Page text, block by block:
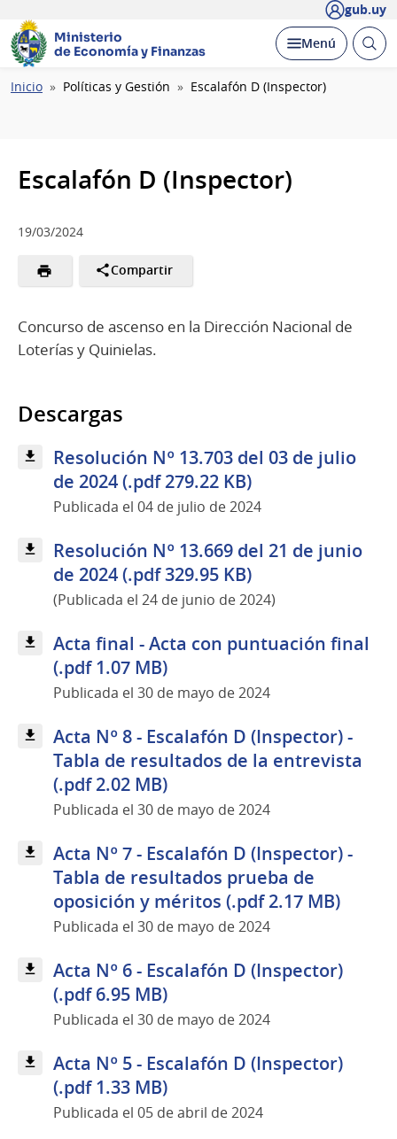
gub.uy
Ministerio
de Economía y Finanzas
Desplegar
Menú Abrir
Ruta
Inicio Políticas y Gestión Escalafón D (Inspector)
Escalafón D (Inspector)
19/03/2024
Compartir
Concurso de ascenso en la Dirección Nacional de
Loterías y Quinielas.
Descargas
Resolución Nº 13.703 del 03 de julio
de 2024 (.pdf 279.22 KB)
Publicada el 04 de julio de 2024
Resolución Nº 13.669 del 21 de junio
de 2024 (.pdf 329.95 KB)
(Publicada el 24 de junio de 2024)
Acta final - Acta con puntuación final
(.pdf 1.07 MB)
Publicada el 30 de mayo de 2024
Acta Nº 8 - Escalafón D (Inspector) -
Tabla de resultados de la entrevista
(.pdf 2.02 MB)
Publicada el 30 de mayo de 2024
Acta Nº 7 - Escalafón D (Inspector) -
Tabla de resultados prueba de
oposición y méritos (.pdf 2.17 MB)
Publicada el 30 de mayo de 2024
Acta Nº 6 - Escalafón D (Inspector)
(.pdf 6.95 MB)
Publicada el 30 de mayo de 2024
Acta Nº 5 - Escalafón D (Inspector)
(.pdf 1.33 MB)
Publicada el 05 de abril de 2024